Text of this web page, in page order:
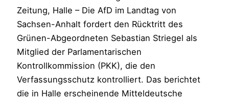
Zeitung, Halle – Die AfD im Landtag von
Sachsen-Anhalt fordert den Rücktritt des
Grünen-Abgeordneten Sebastian Striegel als
Mitglied der Parlamentarischen
Kontrollkommission (PKK), die den
Verfassungsschutz kontrolliert. Das berichtet
die in Halle erscheinende Mitteldeutsche